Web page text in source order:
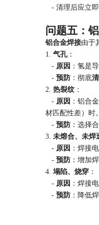
- 清理后应立即
问题五：
铝合金焊接由于
1. 气孔：
- 原因 ：氢是
- 预防 ：彻底
2. 热裂纹 ：
- 原因 ：铝合
材匹配性差）时。
- 预防 ：选择
3. 未熔合、未焊
- 原因 ：焊接
- 预防 ：增加
4. 塌陷、烧穿 ：
- 原因 ：焊接
- 预防 ：降低